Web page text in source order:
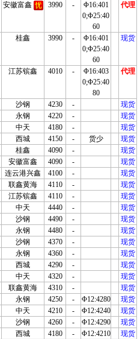
安徽富鑫 3990 -
Φ16:401
0;Φ25:40
60
代理
桂鑫 3990 -
Φ16:401
0;Φ25:40
60
现货
江苏镔鑫 4010 -
Φ16:403
0;Φ25:40
80
代理
沙钢 4230 -
现货
永钢 4220 -
现货
中天 4180 -
现货
西城 4150 - 货少
现货
桂鑫 4090 -
现货
安徽富鑫 4090 -
现货
连云港兴鑫 4100 -
现货
联鑫黄海 4110 -
现货
江苏镔鑫 4110 -
现货
中天 4440 -
现货
沙钢 4490 -
现货
永钢 4480 -
现货
沙钢 4370 -
现货
永钢 4360 -
现货
西城 4290 -
现货
中天 4320 -
现货
联鑫黄海 4310 -
现货
永钢 4250 - Φ12:4280
现货
中天 4210 - Φ12:4240
现货
沙钢 4260 - Φ12:4290
现货
西城 4180 - Φ12:4210
现货